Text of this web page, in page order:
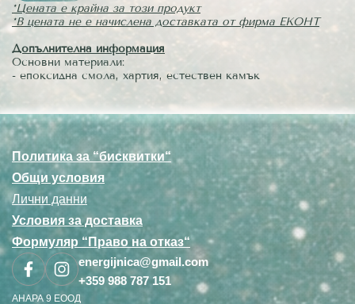
*Цената е крайна за този продукт
*В цената не е начислена доставката от фирма ЕКОНТ
Допълнителна информация
Основни материали:
- епоксидна смола, хартия, естествен камък
Политика за “бисквитки“
Общи условия
Лични данни
Условия за доставка
Формуляр “Право на отказ“
energijnica@gmail.com
+359 988 787 151
АНАРА 9 ЕООД